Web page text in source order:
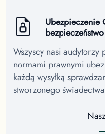
Ubezpieczenie
bezpieczeństwo
Wszyscy nasi audytorzy
normami prawnymi
każdą wysyłką
stworzonego